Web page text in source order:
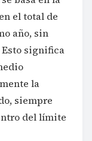
el total de
año, sin
significa
la
siempre
del límite